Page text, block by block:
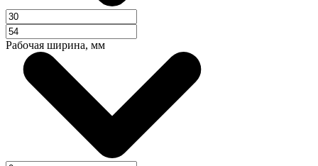
Рабочая ширина, мм